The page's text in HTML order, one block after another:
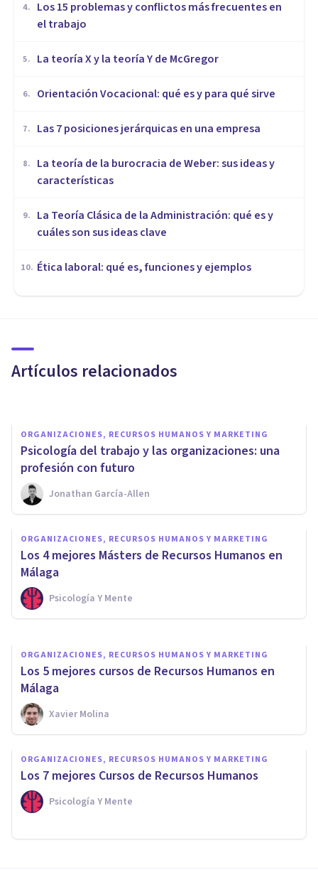
4.
​Los 15 problemas y conflictos más frecuentes en
el trabajo
5. La teoría X y la teoría Y de McGregor
6. Orientación Vocacional: qué es y para qué sirve
7. Las 7 posiciones jerárquicas en una empresa
8.
La teoría de la burocracia de Weber: sus ideas y
características
9.
La Teoría Clásica de la Administración: qué es y
cuáles son sus ideas clave
10. Ética laboral: qué es, funciones y ejemplos
Artículos relacionados
El principio de la
del “jefe inútil”
ORGANIZACIONES, RECURSOS HUMANOS Y MARKETING
​Psicología del trabajo y las organizaciones: una
profesión con futuro
Jonathan García-Allen
ORGANIZACIONES, RECURSOS HUMANOS Y MARKETING
Los 4 mejores Másters de Recursos Humanos en
Málaga
Psicología Y Mente
La mejor Formación en
Recursos Humanos en Málaga
Psicología Y Mente
ORGANIZACIONES, RECURSOS HUMANOS Y MARKETING
Los 5 mejores cursos de Recursos Humanos en
Málaga
Xavier Molina
ORGANIZACIONES, RECURSOS HUMANOS Y MARKETING
Los 7 mejores Cursos de Recursos Humanos
Psicología Y Mente